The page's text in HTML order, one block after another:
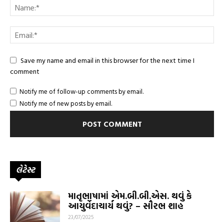
Save my name and email in this browser for the next time I
comment
Notify me of follow-up comments by email.
Notify me of new posts by email.
લેટેસ્ટ
માતૃભાષામાં એમ.બી.બી.એસ. થવું કે
આયુર્વેદાચાર્ય થવું? – સૌરભ શાહ
23/07/2025